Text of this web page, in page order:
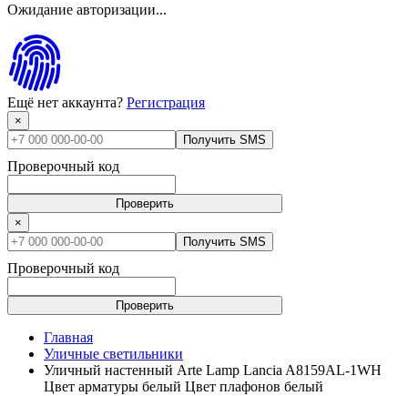
Ожидание авторизации...
Ещё нет аккаунта? Регистрация
×
Получить SMS
Проверочный код
Проверить
×
Получить SMS
Проверочный код
Проверить
Главная
Уличные светильники
Уличный настенный Arte Lamp Lancia A8159AL-1WH
Цвет арматуры белый Цвет плафонов белый